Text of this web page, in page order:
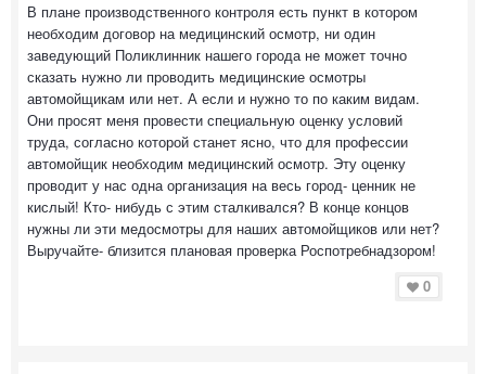
В плане производственного контроля есть пункт в котором
необходим договор на медицинский осмотр, ни один
заведующий Поликлинник нашего города не может точно
сказать нужно ли проводить медицинские осмотры
автомойщикам или нет. А если и нужно то по каким видам.
Они просят меня провести специальную оценку условий
труда, согласно которой станет ясно, что для профессии
автомойщик необходим медицинский осмотр. Эту оценку
проводит у нас одна организация на весь город- ценник не
кислый! Кто- нибудь с этим сталкивался? В конце концов
нужны ли эти медосмотры для наших автомойщиков или нет?
Выручайте- близится плановая проверка Роспотребнадзором!
0